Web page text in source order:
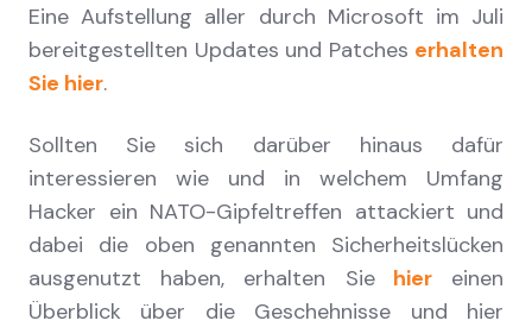
Eine Aufstellung aller durch Microsoft im Juli
bereitgestellten Updates und Patches erhalten
Sie hier.
Sollten Sie sich darüber hinaus dafür
interessieren wie und in welchem Umfang
Hacker ein NATO-Gipfeltreffen attackiert und
dabei die oben genannten Sicherheitslücken
ausgenutzt haben, erhalten Sie
hiereinen
Überblick über die Geschehnisse und hier